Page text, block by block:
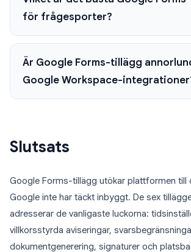
för frågesporter?
Är Google Forms-tillägg
Google Workspace-
Slutsats
Google Forms-tillägg utökar plattformen till
Google inte har täckt inbyggt. De sex
adresserar de vanligaste luckorna:
villkorsstyrda aviseringar,
dokumentgenerering, signaturer och